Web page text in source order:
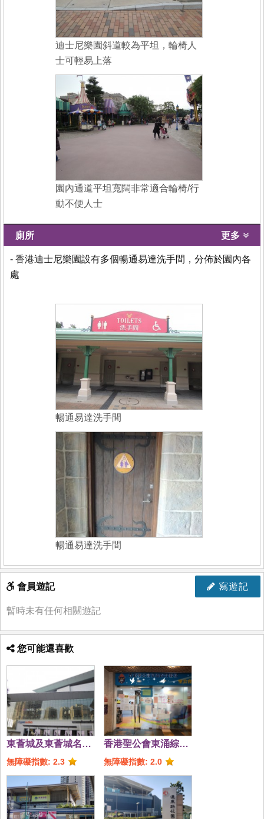
迪士尼樂園斜道較為平坦，輪椅人
士可輕易上落
園內通道平坦寬闊非常適合輪椅/行
動不便人士
廁所 更多
- 香港迪士尼樂園設有多個暢通易達洗手間，分佈於園內各
處
暢通易達洗手間
暢通易達洗手間
寫遊記
會員遊記
暫時未有任何相關遊記
您可能還喜歡
東薈城及東薈城名店
倉
無障礙指數: 2.3
香港聖公會東涌綜合
服務
無障礙指數: 2.0